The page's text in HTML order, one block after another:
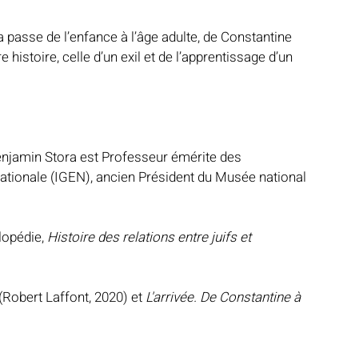
de l’enfance à l’âge adulte, de Constantine
celle d’un exil et de l’apprentissage d’un
Stora est Professeur émérite des
(IGEN), ancien Président du Musée national
Histoire des relations entre juifs et
Laffont, 2020) et L'arrivée. De Constantine à